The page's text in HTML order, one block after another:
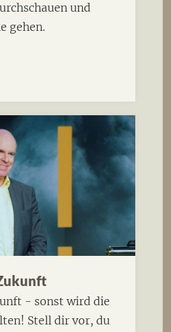
und
gehen.
- sonst wird die
Stell dir vor, du